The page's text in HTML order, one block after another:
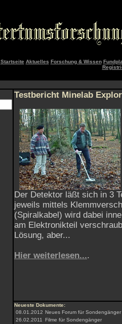
Startseite Aktuelles Forschung & Wissen
Testbericht Minelab
Der Detektor läßt sich in 3
jeweils mittels
(Spiralkabel) wird dabei
am Elektronikteil
Lösung, aber...
Hier weiterlesen....
Neueste Dokumente:
08.01.2012 Neues Forum für Sondengänger
26.02.2011
Filme für Sondengänger